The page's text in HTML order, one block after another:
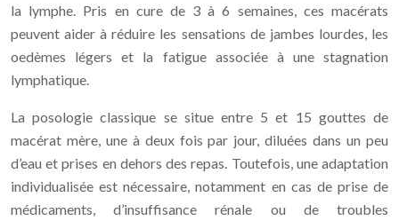
la lymphe. Pris en cure de 3 à 6 semaines, ces macérats
peuvent aider à réduire les sensations de jambes lourdes, les
oedèmes légers et la fatigue associée à une stagnation
lymphatique.
La posologie classique se situe entre 5 et 15 gouttes de
macérat mère, une à deux fois par jour, diluées dans un peu
d’eau et prises en dehors des repas. Toutefois, une adaptation
individualisée est nécessaire, notamment en cas de prise de
médicaments, d’insuffisance rénale ou de troubles